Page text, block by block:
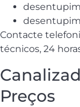
Contacte
técnicos, 24
Preços